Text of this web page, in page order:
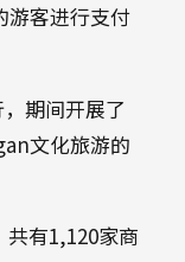
游客进行支付
期间开展了
文化旅游的
有1,120家商